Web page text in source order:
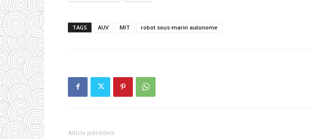
TAGS AUV MIT robot sous-marin autonome
Article précédent